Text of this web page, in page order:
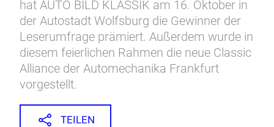
hat AUTO BILD KLASSIK am 16. Oktober in
der Autostadt Wolfsburg die Gewinner der
Leserumfrage prämiert. Außerdem wurde in
diesem feierlichen Rahmen die neue Classic
Alliance der Automechanika Frankfurt
vorgestellt.
TEILEN